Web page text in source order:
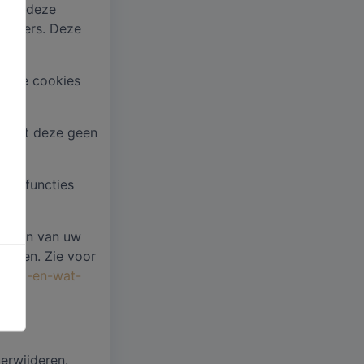
uit deze
Deze
cookies
dat deze geen
en functies
van uw
Zie voor
het-en-wat-